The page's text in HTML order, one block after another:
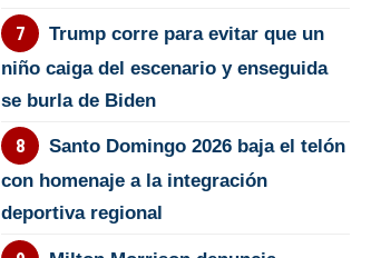
Trump corre para evitar que un
niño caiga del escenario y enseguida
se burla de Biden
Santo Domingo 2026 baja el telón
con homenaje a la integración
deportiva regional